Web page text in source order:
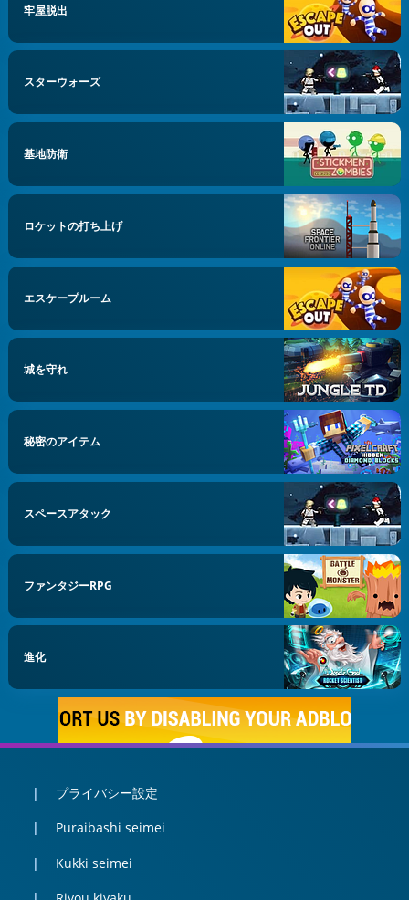
牢屋脱出
スターウォーズ
基地防衛
ロケットの打ち上げ
エスケープルーム
城を守れ
秘密のアイテム
スペースアタック
ファンタジーRPG
進化
プライバシー設定
Puraibashi seimei
Kukki seimei